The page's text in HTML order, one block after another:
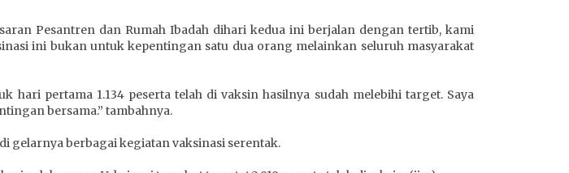
Pesantren dan Rumah Ibadah dihari kedua ini berjalan dengan tertib, kami
ini bukan untuk kepentingan satu dua orang melainkan seluruh masyarakat
hari pertama 1.134 peserta telah di vaksin hasilnya sudah melebihi target. Saya
bersama.” tambahnya.
gelarnya berbagai kegiatan vaksinasi serentak.